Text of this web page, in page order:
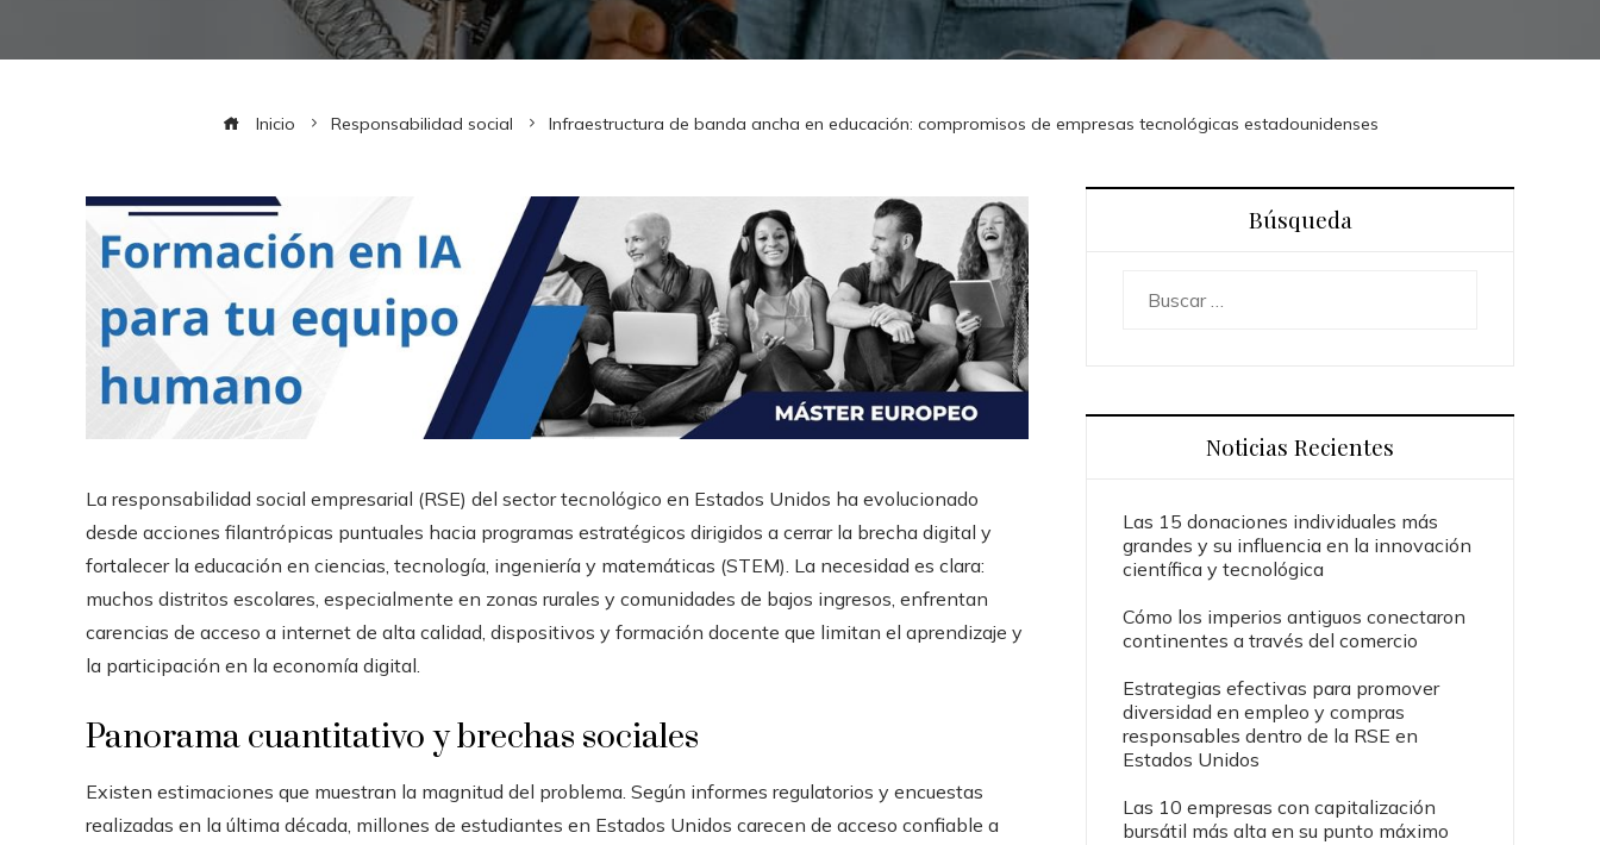
Inicio Responsabilidad social Infraestructura de banda ancha en educación: compromisos de empresas tecnológicas estadounidenses
La responsabilidad social empresarial (RSE) del sector tecnológico en Estados Unidos ha evolucionado
desde acciones filantrópicas puntuales hacia programas estratégicos dirigidos a cerrar la brecha digital y
fortalecer la educación en ciencias, tecnología, ingeniería y matemáticas (STEM). La necesidad es clara:
muchos distritos escolares, especialmente en zonas rurales y comunidades de bajos ingresos, enfrentan
carencias de acceso a internet de alta calidad, dispositivos y formación docente que limitan el aprendizaje y
la participación en la economía digital.
Panorama cuantitativo y brechas sociales
Existen estimaciones que muestran la magnitud del problema. Según informes regulatorios y encuestas
realizadas en la última década, millones de estudiantes en Estados Unidos carecen de acceso confiable a
Búsqueda
Noticias Recientes
Las 15 donaciones individuales más
grandes y su influencia en la innovación
científica y tecnológica
Cómo los imperios antiguos conectaron
continentes a través del comercio
Estrategias efectivas para promover
diversidad en empleo y compras
responsables dentro de la RSE en
Estados Unidos
Las 10 empresas con capitalización
bursátil más alta en su punto máximo